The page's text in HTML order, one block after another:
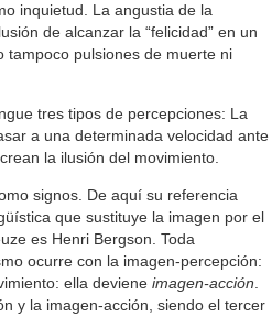
inquietud. La angustia de la
de alcanzar la “felicidad” en un
tampoco pulsiones de muerte ni
tres tipos de percepciones: La
a una determinada velocidad ante
la ilusión del movimiento.
signos. De aquí su referencia
que sustituye la imagen por el
es Henri Bergson. Toda
ocurre con la imagen-percepción:
ella deviene imagen-acción
y la imagen-acción, siendo el tercer